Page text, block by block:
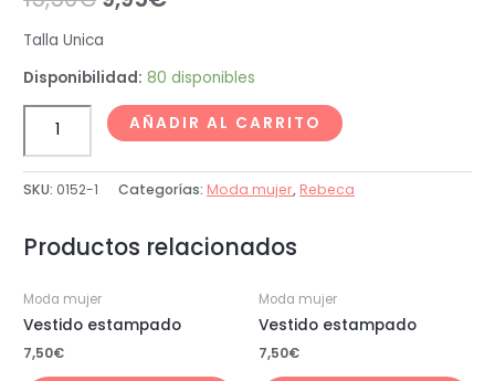
Talla Unica
Disponibilidad: 80 disponibles
AÑADIR AL CARRITO
SKU: 0152-1 Categorías: Moda mujer, Rebeca
Productos relacionados
Moda mujer
Vestido estampado
7,50€
Moda mujer
Vestido estampado
7,50€